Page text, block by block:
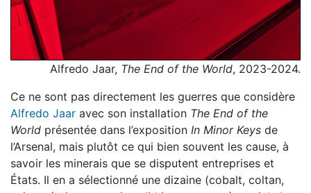
Alfredo Jaar, The End of the World, 2023-2024.
Ce ne sont pas directement les guerres que considère
Alfredo Jaar avec son installation The End of the
World présentée dans l’exposition In Minor Keys de
l’Arsenal, mais plutôt ce qui bien souvent les cause, à
savoir les minerais que se disputent entreprises et
États. Il en a sélectionné une dizaine (cobalt, coltan,